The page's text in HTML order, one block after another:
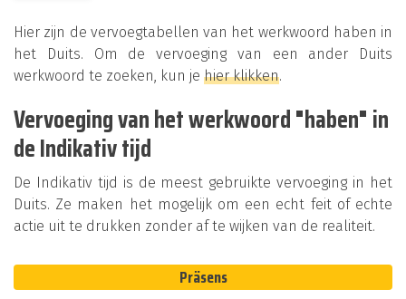
Hier zijn de vervoegtabellen van het werkwoord haben in
het Duits. Om de vervoeging van een ander Duits
werkwoord te zoeken, kun je hier klikken.
Vervoeging van het werkwoord "haben" in
de Indikativ tijd
De Indikativ tijd is de meest gebruikte vervoeging in het
Duits. Ze maken het mogelijk om een echt feit of echte
actie uit te drukken zonder af te wijken van de realiteit.
Präsens